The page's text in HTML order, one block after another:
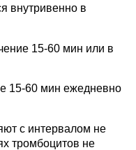
внутривенно в
15-60 мин или в
15-60 мин ежедневно
с интервалом не
тромбоцитов не